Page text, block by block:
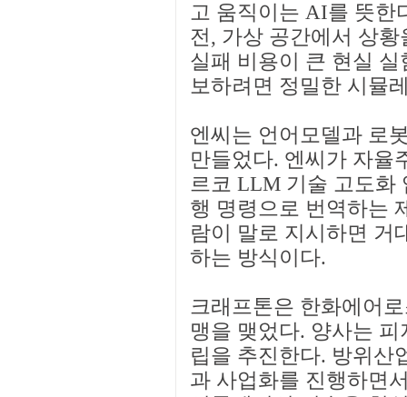
고 움직이는 AI를 뜻한
전, 가상 공간에서 상
실패 비용이 큰 현실
보하려면 정밀한 시뮬
엔씨는 언어모델과 로
만들었다. 엔씨가 자율
르코 LLM 기술 고도화
행 명령으로 번역하는
람이 말로 지시하면 거
하는 방식이다.
크래프톤은 한화에어
맹을 맺었다. 양사는
립을 추진한다. 방위산
과 사업화를 진행하면